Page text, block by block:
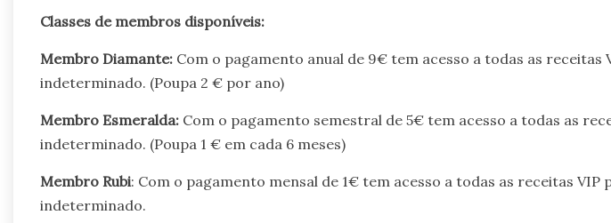
Classes de membros disponíveis:
Membro Diamante: Com o pagamento anual de 9€ tem acesso a todas as receitas
indeterminado. (Poupa 2 € por ano)
Membro Esmeralda: Com o pagamento semestral de 5€ tem acesso a todas as
indeterminado. (Poupa 1 € em cada 6 meses)
Membro Rubi: Com o pagamento mensal de 1€ tem acesso a todas as receitas VIP
indeterminado.